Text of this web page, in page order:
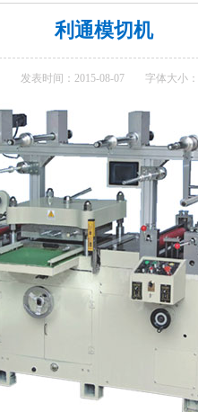
利通模切机
发表时间：2015-08-07 字体大小